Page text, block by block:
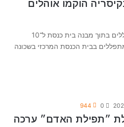
הוקמו אוהלים
על רקע הגבלות במספר המתפללים בתוך מבנה בית כנסת ל־10
בבית הכנסת המרכזי בשכונה
0
944
״תפילת האדם״ ערכה